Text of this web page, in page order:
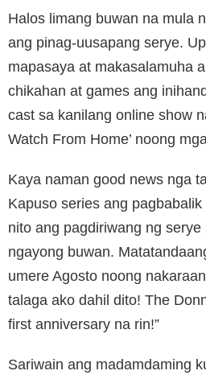
Halos limang buwan na mula
ang pinag-uusapang serye.
mapasaya at makasalamuha
chikahan at games ang
cast sa kanilang online show
Watch From Home’ noong
Kaya naman good news nga
Kapuso series ang
nito ang pagdiriwang ng
ngayong buwan.
umere Agosto noong
talaga ako dahil dito! The
first anniversary na rin!”
Sariwain ang madamdaming